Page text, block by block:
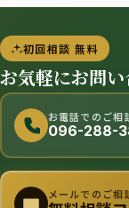
初回相談 無料
お気軽にお問い
お電話でのご相
096-288-
メールでのご相